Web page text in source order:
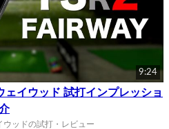
9:24
ェイウッド 試打インプレッショ
ウッドの試打・レビュー